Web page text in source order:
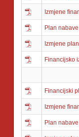
Izmjene
Plan
Izmjene
Financijsko
Financijski
Izmjene
Plan